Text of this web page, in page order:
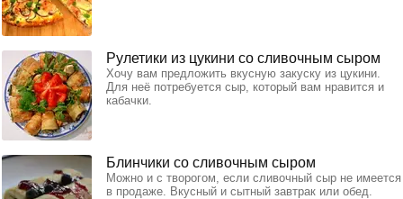
Рулетики из цукини со сливочным сыром
Хочу вам предложить вкусную закуску из цукини.
Для неё потребуется сыр, который вам нравится и
кабачки.
Блинчики со сливочным сыром
Можно и с творогом, если сливочный сыр не имеется
в продаже. Вкусный и сытный завтрак или обед.